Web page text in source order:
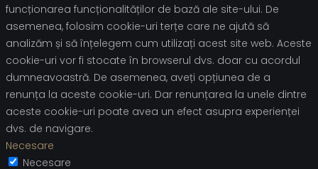
funcționarea funcționalităților de bază ale site-ului. De
asemenea, folosim cookie-uri terțe care ne ajută să
analizăm și să înțelegem cum utilizați acest site web. Aceste
cookie-uri vor fi stocate în browserul dvs. doar cu acordul
dumneavoastră. De asemenea, aveți opțiunea de a
renunța la aceste cookie-uri. Dar renunțarea la unele dintre
aceste cookie-uri poate avea un efect asupra experienței
dvs. de navigare.
Necesare
Necesare